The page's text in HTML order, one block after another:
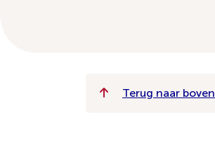
Terug naar boven